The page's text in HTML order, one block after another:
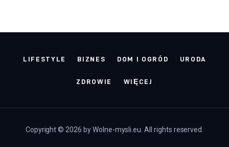
LIFESTYLE BIZNES DOM I OGRÓD URODA
ZDROWIE WIĘCEJ
Copyright © 2026 by Wolne-mysli.eu. All rights reserved.